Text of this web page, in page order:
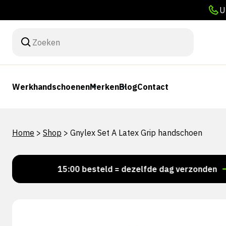
WerkhandschoenenMerkenBlogContact
Home > Shop > Gnylex Set A Latex Grip handschoen
Voor 15:00 besteld = dezelfde dag verzonden